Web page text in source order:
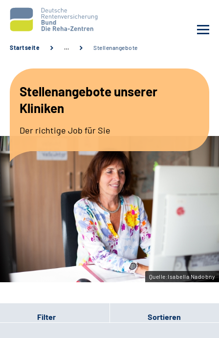
Unsere Kliniken
Sozialdienste & Zuweisende
Erweiterte Suche
Gebärdensprache
Leichte Sprache
Startseite … Stellenangebote
Stellenangebote unserer
Kliniken
Der richtige Job für Sie
Quelle:Isabella Nadobny
Filter Sortieren